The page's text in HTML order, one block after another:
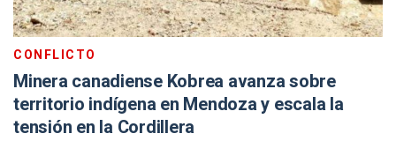
CONFLICTO
Minera canadiense Kobrea avanza sobre
territorio indígena en Mendoza y escala la
tensión en la Cordillera